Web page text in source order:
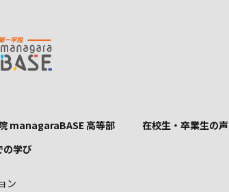
managaraBASE 高等部
の学び
ン
在校生・卒業生の声